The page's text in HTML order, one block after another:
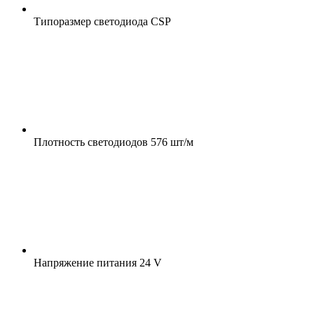
Типоразмер светодиода CSP
Плотность светодиодов 576 шт/м
Напряжение питания 24 V